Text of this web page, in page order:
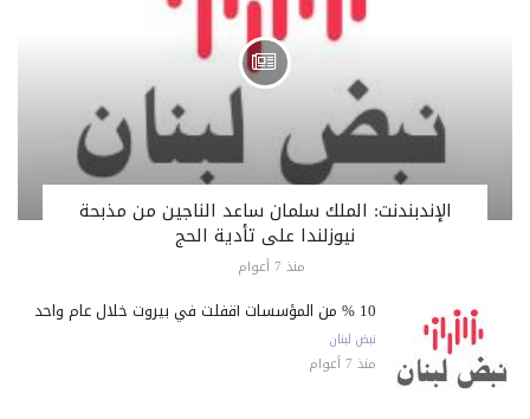
الإندبندنت: الملك سلمان ساعد الناجين من مذبحة
نيوزلندا على تأدية الحج
منذ 7 أعوام
10 % من المؤسسات أقفلت في بيروت خلال عام واحد
نبض لبنان
منذ 7 أعوام